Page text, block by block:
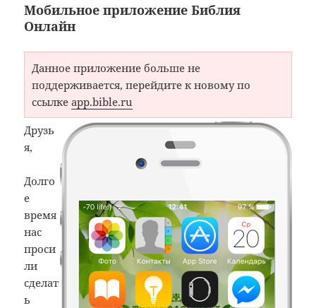
Мобильное приложение Библия
Онлайн
Данное приложение больше не
поддерживается, перейдите к новому по
ссылкеapp.bible.ru
Друзь
я,
Долго
е
время
нас
проси
ли
сделат
ь